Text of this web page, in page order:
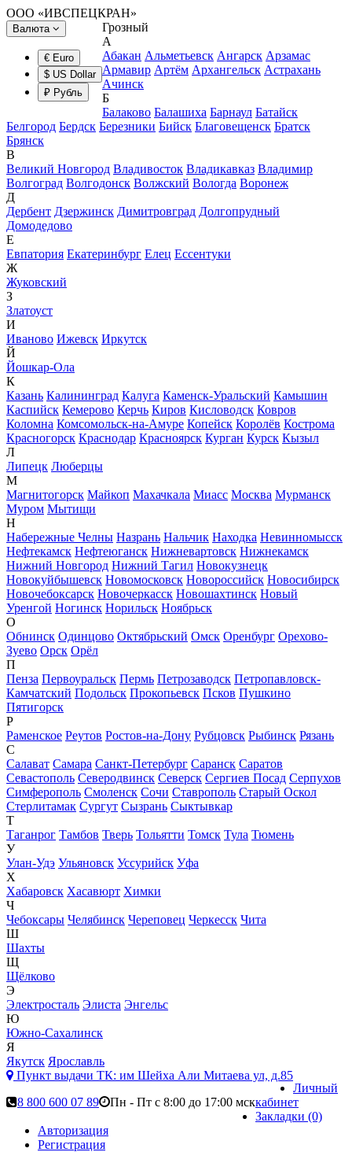
ООО «ИВСПЕЦКРАН»
Валюта
€ Euro
$ US Dollar
₽ Рубль
Грозный
А
Абакан Альметьевск Ангарск Арзамас
Армавир Артём Архангельск Астрахань
Ачинск
Б
Балаково Балашиха Барнаул Батайск
Белгород Бердск Березники Бийск Благовещенск Братск
Брянск
В
Великий Новгород Владивосток Владикавказ Владимир
Волгоград Волгодонск Волжский Вологда Воронеж
Д
Дербент Дзержинск Димитровград Долгопрудный
Домодедово
Е
Евпатория Екатеринбург Елец Ессентуки
Ж
Жуковский
З
Златоуст
И
Иваново Ижевск Иркутск
Й
Йошкар-Ола
К
Казань Калининград Калуга Каменск-Уральский Камышин
Каспийск Кемерово Керчь Киров Кисловодск Ковров
Коломна Комсомольск-на-Амуре Копейск Королёв Кострома
Красногорск Краснодар Красноярск Курган Курск Кызыл
Л
Липецк Люберцы
М
Магнитогорск Майкоп Махачкала Миасс Москва Мурманск
Муром Мытищи
Н
Набережные Челны Назрань Нальчик Находка Невинномысск
Нефтекамск Нефтеюганск Нижневартовск Нижнекамск
Нижний Новгород Нижний Тагил Новокузнецк
Новокуйбышевск Новомосковск Новороссийск Новосибирск
Новочебоксарск Новочеркасск Новошахтинск Новый
Уренгой Ногинск Норильск Ноябрьск
О
Обнинск Одинцово Октябрьский Омск Оренбург Орехово-
Зуево Орск Орёл
П
Пенза Первоуральск Пермь Петрозаводск Петропавловск-
Камчатский Подольск Прокопьевск Псков Пушкино
Пятигорск
Р
Раменское Реутов Ростов-на-Дону Рубцовск Рыбинск Рязань
С
Салават Самара Санкт-Петербург Саранск Саратов
Севастополь Северодвинск Северск Сергиев Посад Серпухов
Симферополь Смоленск Сочи Ставрополь Старый Оскол
Стерлитамак Сургут Сызрань Сыктывкар
Т
Таганрог Тамбов Тверь Тольятти Томск Тула Тюмень
У
Улан-Удэ Ульяновск Уссурийск Уфа
Х
Хабаровск Хасавюрт Химки
Ч
Чебоксары Челябинск Череповец Черкесск Чита
Ш
Шахты
Щ
Щёлково
Э
Электросталь Элиста Энгельс
Ю
Южно-Сахалинск
Я
Якутск Ярославль
Пункт выдачи ТК: им Шейха Али Митаева ул, д.85
8 800 600 07 89
Пн - Пт с 8:00 до 17:00 мск
Личный
кабинет
Закладки (0)
Авторизация
Регистрация